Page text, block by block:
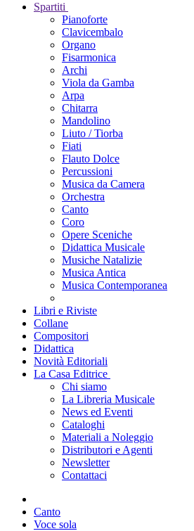
Spartiti
Pianoforte
Clavicembalo
Organo
Fisarmonica
Archi
Viola da Gamba
Arpa
Chitarra
Mandolino
Liuto / Tiorba
Fiati
Flauto Dolce
Percussioni
Musica da Camera
Orchestra
Canto
Coro
Opere Sceniche
Didattica Musicale
Musiche Natalizie
Musica Antica
Musica Contemporanea
Libri e Riviste
Collane
Compositori
Didattica
Novità Editoriali
La Casa Editrice
Chi siamo
La Libreria Musicale
News ed Eventi
Cataloghi
Materiali a Noleggio
Distributori e Agenti
Newsletter
Contattaci
Canto
Voce sola